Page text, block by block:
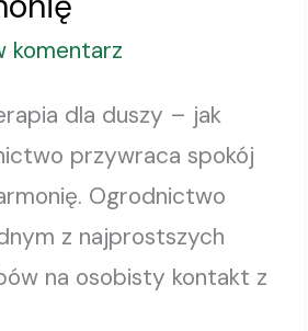
komentarz
dla duszy – jak
przywraca spokój
Ogrodnictwo
z najprostszych
na osobisty kontakt z